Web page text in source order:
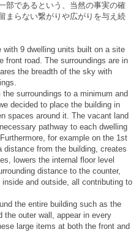
部であるという、当然の事実の確
まらない繋がりや広がりを与え続
9 dwelling units built on a site
front road. The surroundings are in
the breadth of the sky with
surroundings to a minimum and
decided to place the building in
spaces around it. The vacant land
pathway to each dwelling
for example on the 1st
from the building, creates
lowers the internal floor level
distance to the counter,
and outside, all contributing to
the entire building such as the
the outer wall, appear in every
large items at both the front and